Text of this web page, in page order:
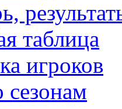
таблица
игроков